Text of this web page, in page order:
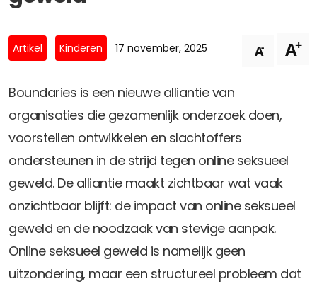
SpecifiekeToestemming.nl
Contact
ANBI Status
Playlist
Artikel Kinderen 17 november, 2025 A- A+
Boundaries is een nieuwe alliantie van
organisaties die gezamenlijk onderzoek doen,
voorstellen ontwikkelen en slachtoffers
ondersteunen in de strijd tegen online seksueel
geweld. De alliantie maakt zichtbaar wat vaak
onzichtbaar blijft: de impact van online seksueel
geweld en de noodzaak van stevige aanpak.
Online seksueel geweld is namelijk geen
uitzondering, maar een structureel probleem dat